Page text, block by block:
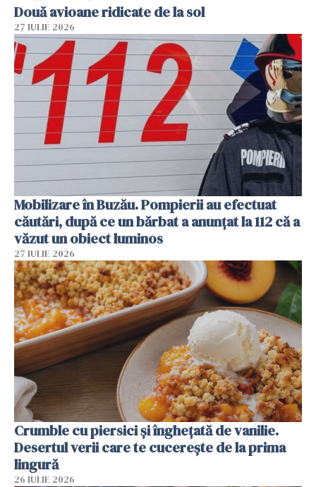
Două avioane ridicate de la sol
27 IULIE 2026
Mobilizare în Buzău. Pompierii au efectuat
căutări, după ce un bărbat a anunțat la 112 că a
văzut un obiect luminos
27 IULIE 2026
Crumble cu piersici și înghețată de vanilie.
Desertul verii care te cucerește de la prima
lingură
26 IULIE 2026